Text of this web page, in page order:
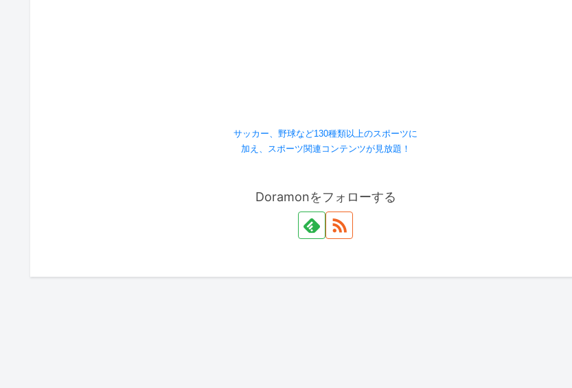
サッカー、野球など130種類以上のスポーツに
加え、スポーツ関連コンテンツが見放題！
Doramonをフォローする